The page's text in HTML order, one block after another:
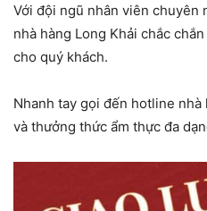
Với đội ngũ nhân viên chuyên
nhà hàng Long Khải chắc
cho quý khách.
Nhanh tay gọi đến hotline
và thưởng thức ẩm thực đa